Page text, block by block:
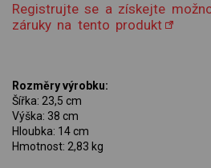
Registrujte se a získejte
záruky na tento produkt
Rozměry výrobku:
Šířka: 23,5 cm
Výška: 38 cm
Hloubka: 14 cm
Hmotnost: 2,83 kg